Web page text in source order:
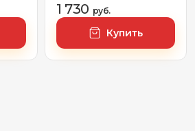
(без АКБ)
1 730 руб.
Купить